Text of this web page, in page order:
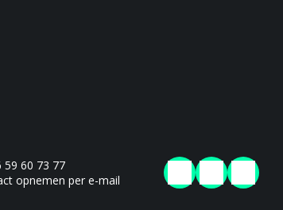
59 60 73 77
opnemen per e-mail